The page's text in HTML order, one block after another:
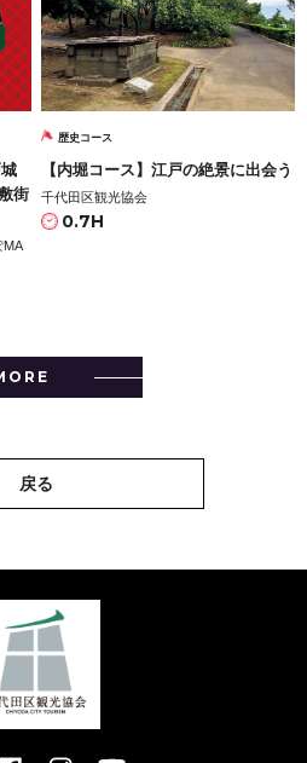
街
MA
歴史コース
【内堀コース】江戸の絶景に出会う
千代田区観光協会
0.7H
戻る